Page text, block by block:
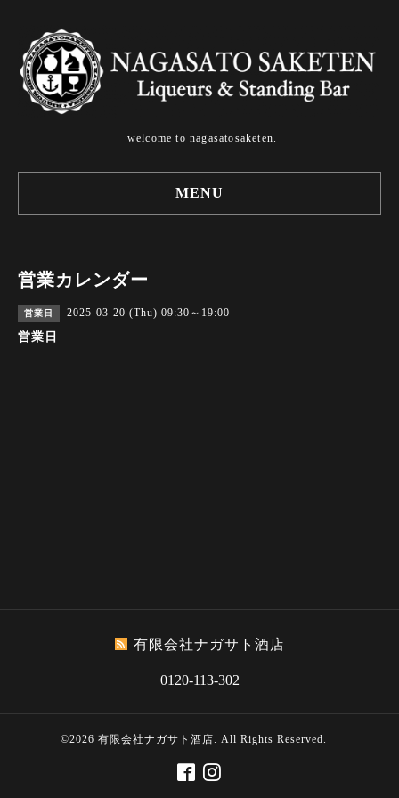
welcome to nagasatosaketen.
MENU
営業カレンダー
営業日 2025-03-20 (Thu) 09:30～19:00
営業日
有限会社ナガサト酒店
0120-113-302
©2026 有限会社ナガサト酒店. All Rights Reserved.